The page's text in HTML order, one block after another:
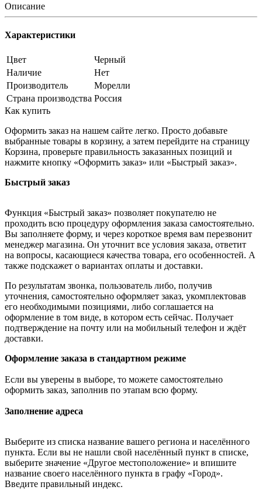
Описание
Характеристики
Цвет
Черный
Наличие
Нет
Производитель
Морелли
Страна производства Россия
Как купить
Оформить заказ на нашем сайте легко. Просто добавьте
выбранные товары в корзину, а затем перейдите на страницу
Корзина, проверьте правильность заказанных позиций и
нажмите кнопку «Оформить заказ» или «Быстрый заказ».
Быстрый заказ
Функция «Быстрый заказ» позволяет покупателю не
проходить всю процедуру оформления заказа самостоятельно.
Вы заполняете форму, и через короткое время вам перезвонит
менеджер магазина. Он уточнит все условия заказа, ответит
на вопросы, касающиеся качества товара, его особенностей. А
также подскажет о вариантах оплаты и доставки.
По результатам звонка, пользователь либо, получив
уточнения, самостоятельно оформляет заказ, укомплектовав
его необходимыми позициями, либо соглашается на
оформление в том виде, в котором есть сейчас. Получает
подтверждение на почту или на мобильный телефон и ждёт
доставки.
Оформление заказа в стандартном режиме
Если вы уверены в выборе, то можете самостоятельно
оформить заказ, заполнив по этапам всю форму.
Заполнение адреса
Выберите из списка название вашего региона и населённого
пункта. Если вы не нашли свой населённый пункт в списке,
выберите значение «Другое местоположение» и впишите
название своего населённого пункта в графу «Город».
Введите правильный индекс.